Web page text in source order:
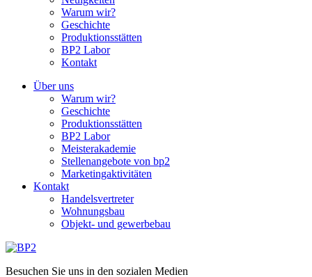
Warum wir?
Geschichte
Produktionsstätten
BP2 Labor
Kontakt
Über uns
Warum wir?
Geschichte
Produktionsstätten
BP2 Labor
Meisterakademie
Stellenangebote von bp2
Marketingaktivitäten
Kontakt
Handelsvertreter
Wohnungsbau
Objekt- und gewerbebau
Besuchen Sie uns in den sozialen Medien